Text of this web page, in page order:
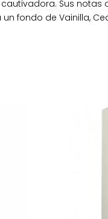
Sus notas
fondo de Vainilla,